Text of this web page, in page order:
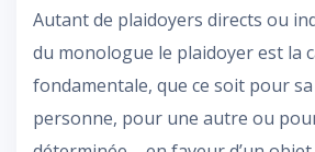
Autant de plaidoyers directs ou
du monologue le plaidoyer est la
fondamentale, que ce soit pour
personne, pour une autre ou